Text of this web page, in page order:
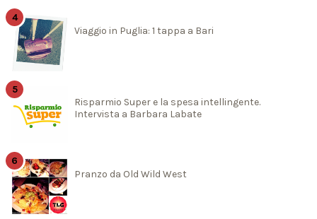
Viaggio in Puglia: 1 tappa a Bari
Risparmio Super e la spesa intellingente.
Intervista a Barbara Labate
Pranzo da Old Wild West